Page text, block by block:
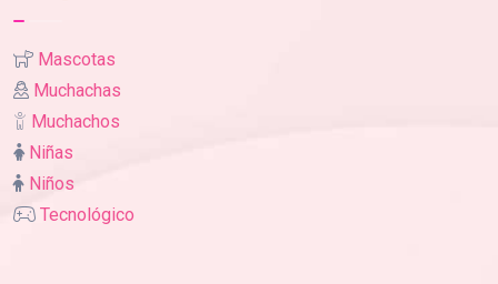
Mascotas
Muchachas
Muchachos
Niñas
Niños
Tecnológico